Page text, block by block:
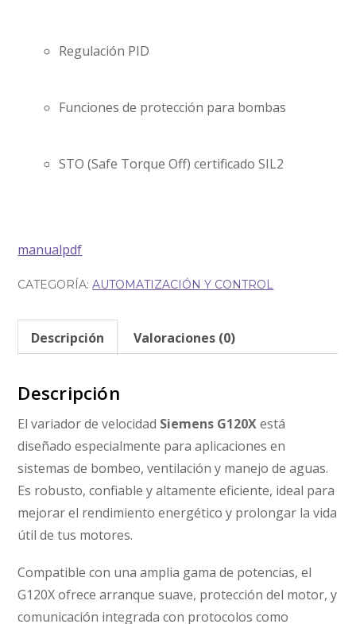
Regulación PID
Funciones de protección para bombas
STO (Safe Torque Off) certificado SIL2
manualpdf
CATEGORÍA:AUTOMATIZACIÓN Y CONTROL
Descripción Valoraciones (0)
Descripción
El variador de velocidad Siemens G120Xestá
diseñado especialmente para aplicaciones en
sistemas de bombeo, ventilación y manejo de aguas.
Es robusto, confiable y altamente eficiente, ideal para
mejorar el rendimiento energético y prolongar la vida
útil de tus motores.
Compatible con una amplia gama de potencias, el
G120X ofrece arranque suave, protección del motor, y
comunicación integrada con protocolos como